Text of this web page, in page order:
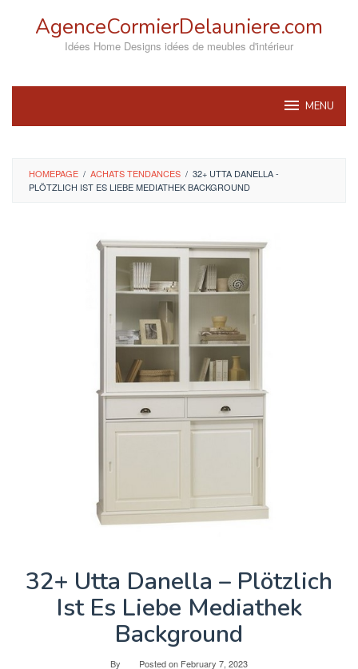
AgenceCormierDelauniere.com
Idées Home Designs idées de meubles d'intérieur
MENU
HOMEPAGE / ACHATS TENDANCES / 32+ UTTA DANELLA -
PLÖTZLICH IST ES LIEBE MEDIATHEK BACKGROUND
32+ Utta Danella – Plötzlich
Ist Es Liebe Mediathek
Background
By Posted on February 7, 2023